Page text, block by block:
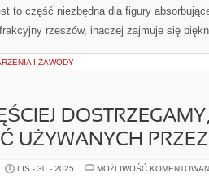
to część niezbędna dla figury
rzeszów, inaczej zajmuje się
I ZAWODY
UŻYWANYCH
LIS - 30 - 2025 MOŻLIWOŚĆ